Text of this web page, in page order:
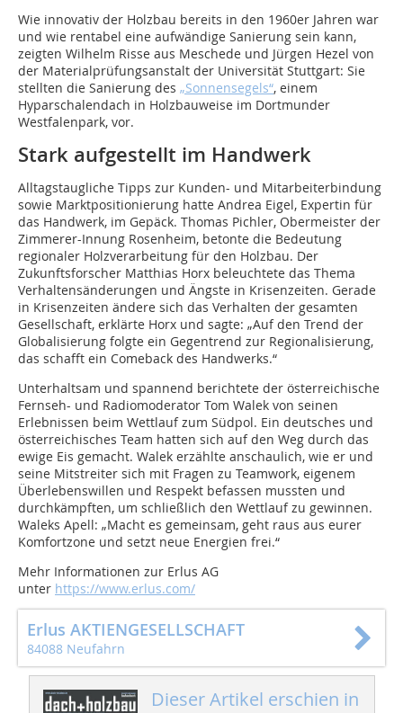
Wie innovativ der Holzbau bereits in den 1960er Jahren war
und wie rentabel eine aufwändige Sanierung sein kann,
zeigten Wilhelm Risse aus Meschede und Jürgen Hezel von
der Materialprüfungsanstalt der Universität Stuttgart: Sie
stellten die Sanierung des „Sonnensegels“, einem
Hyparschalendach in Holzbauweise im Dortmunder
Westfalenpark, vor.
Stark aufgestellt im Handwerk
Alltagstaugliche Tipps zur Kunden- und Mitarbeiterbindung
sowie Marktpositionierung hatte Andrea Eigel, Expertin für
das Handwerk, im Gepäck. Thomas Pichler, Obermeister der
Zimmerer-Innung Rosenheim, betonte die Bedeutung
regionaler Holzverarbeitung für den Holzbau. Der
Zukunftsforscher Matthias Horx beleuchtete das Thema
Verhaltensänderungen und Ängste in Krisenzeiten. Gerade
in Krisenzeiten ändere sich das Verhalten der gesamten
Gesellschaft, erklärte Horx und sagte: „Auf den Trend der
Globalisierung folgte ein Gegentrend zur Regionalisierung,
das schafft ein Comeback des Handwerks.“
Unterhaltsam und spannend berichtete der österreichische
Fernseh- und Radiomoderator Tom Walek von seinen
Erlebnissen beim Wettlauf zum Südpol. Ein deutsches und
österreichisches Team hatten sich auf den Weg durch das
ewige Eis gemacht. Walek erzählte anschaulich, wie er und
seine Mitstreiter sich mit Fragen zu Teamwork, eigenem
Überlebenswillen und Respekt befassen mussten und
durchkämpften, um schließlich den Wettlauf zu gewinnen.
Waleks Apell: „Macht es gemeinsam, geht raus aus eurer
Komfortzone und setzt neue Energien frei.“
Mehr Informationen zur Erlus AG
unter https://www.erlus.com/
Erlus AKTIENGESELLSCHAFT
84088 Neufahrn
Dieser Artikel erschien in